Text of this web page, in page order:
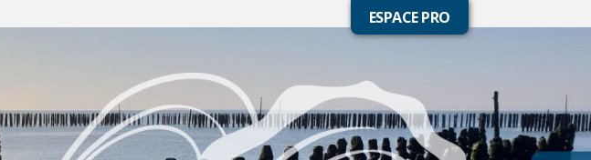
ESPACE PRO